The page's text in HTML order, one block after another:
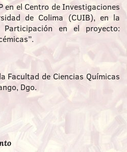
en el Centro de Investigaciones
de Colima (CUIB), en la
en el proyecto:
Facultad de Ciencias Químicas
Dgo.